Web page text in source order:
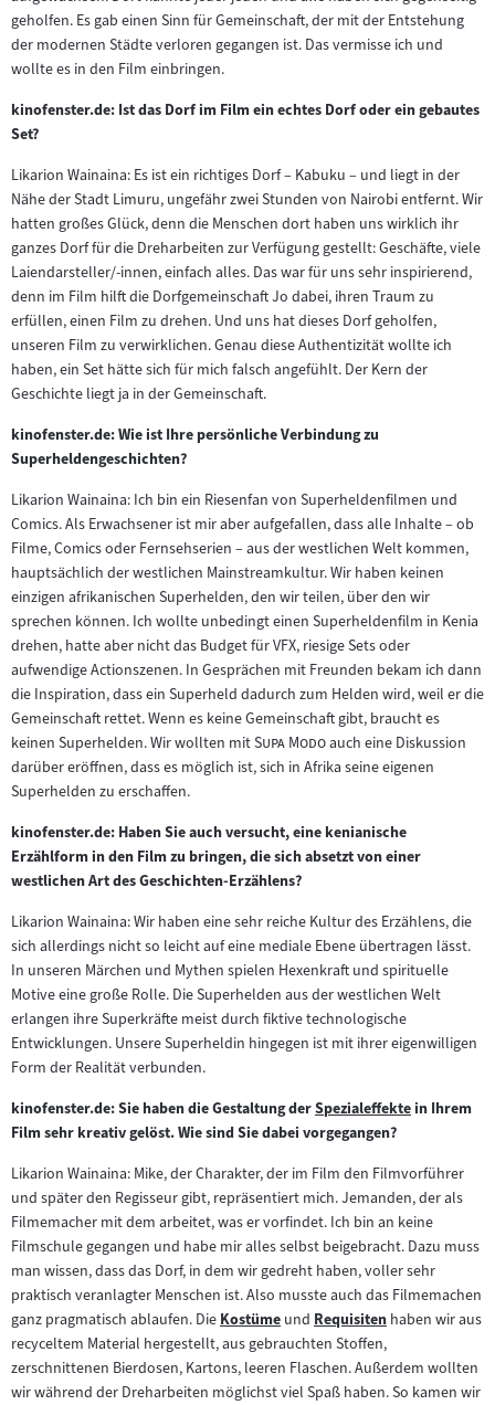
geholfen. Es gab einen Sinn für Gemeinschaft, der mit der Entstehung
der modernen Städte verloren gegangen ist. Das vermisse ich und
wollte es in den Film einbringen.
kinofenster.de: Ist das Dorf im Film ein echtes Dorf oder ein gebautes
Set?
Likarion Wainaina: Es ist ein richtiges Dorf – Kabuku – und liegt in der
Nähe der Stadt Limuru, ungefähr zwei Stunden von Nairobi entfernt. Wir
hatten großes Glück, denn die Menschen dort haben uns wirklich ihr
ganzes Dorf für die Dreharbeiten zur Verfügung gestellt: Geschäfte, viele
Laiendarsteller/-innen, einfach alles. Das war für uns sehr inspirierend,
denn im Film hilft die Dorfgemeinschaft Jo dabei, ihren Traum zu
erfüllen, einen Film zu drehen. Und uns hat dieses Dorf geholfen,
unseren Film zu verwirklichen. Genau diese Authentizität wollte ich
haben, ein Set hätte sich für mich falsch angefühlt. Der Kern der
Geschichte liegt ja in der Gemeinschaft.
kinofenster.de: Wie ist Ihre persönliche Verbindung zu
Superheldengeschichten?
Likarion Wainaina: Ich bin ein Riesenfan von Superheldenfilmen und
Comics. Als Erwachsener ist mir aber aufgefallen, dass alle Inhalte – ob
Filme, Comics oder Fernsehserien – aus der westlichen Welt kommen,
hauptsächlich der westlichen Mainstreamkultur. Wir haben keinen
einzigen afrikanischen Superhelden, den wir teilen, über den wir
sprechen können. Ich wollte unbedingt einen Superheldenfilm in Kenia
drehen, hatte aber nicht das Budget für VFX, riesige Sets oder
aufwendige Actionszenen. In Gesprächen mit Freunden bekam ich dann
die Inspiration, dass ein Superheld dadurch zum Helden wird, weil er die
Gemeinschaft rettet. Wenn es keine Gemeinschaft gibt, braucht es
keinen Superhelden. Wir wollten mit"
Supa Modo"auch eine Diskussion
darüber eröffnen, dass es möglich ist, sich in Afrika seine eigenen
Superhelden zu erschaffen.
kinofenster.de: Haben Sie auch versucht, eine kenianische
Erzählform in den Film zu bringen, die sich absetzt von einer
westlichen Art des Geschichten-Erzählens?
Likarion Wainaina: Wir haben eine sehr reiche Kultur des Erzählens, die
sich allerdings nicht so leicht auf eine mediale Ebene übertragen lässt.
In unseren Märchen und Mythen spielen Hexenkraft und spirituelle
Motive eine große Rolle. Die Superhelden aus der westlichen Welt
erlangen ihre Superkräfte meist durch fiktive technologische
Entwicklungen. Unsere Superheldin hingegen ist mit ihrer eigenwilligen
Form der Realität verbunden.
kinofenster.de: Sie haben die Gestaltung derZum
Inhalt:
Spezialeffekte in Ihrem
Film sehr kreativ gelöst. Wie sind Sie dabei vorgegangen?
Likarion Wainaina: Mike, der Charakter, der im Film den Filmvorführer
und später den Regisseur gibt, repräsentiert mich. Jemanden, der als
Filmemacher mit dem arbeitet, was er vorfindet. Ich bin an keine
Filmschule gegangen und habe mir alles selbst beigebracht. Dazu muss
man wissen, dass das Dorf, in dem wir gedreht haben, voller sehr
praktisch veranlagter Menschen ist. Also musste auch das Filmemachen
ganz pragmatisch ablaufen. DieZum
Inhalt:
Kostüme und Zum
Inhalt:
Requisiten haben wir aus
recyceltem Material hergestellt, aus gebrauchten Stoffen,
zerschnittenen Bierdosen, Kartons, leeren Flaschen. Außerdem wollten
wir während der Dreharbeiten möglichst viel Spaß haben. So kamen wir